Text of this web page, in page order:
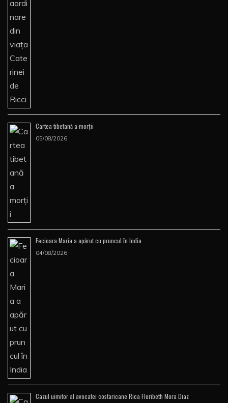
Cartea tibetană a morţii
05/08/2026
Fecioara Maria a apărut cu pruncul în India
04/08/2026
Cazul uimitor al avocatei costaricane Rica Floribeth Mora Diaz